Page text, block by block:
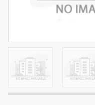
حالة
رقم الوسيط
أتصل الأن